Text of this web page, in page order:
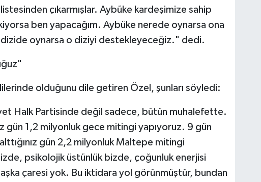
çıkarmışlar. Aybüke kardeşimize sahip
ben yapacağım. Aybüke nerede oynarsa ona
dizide oynarsa o diziyi destekleyeceğiz." dedi.
olduğunu dile getiren Özel, şunları söyledi:
Halk Partisinde değil sadece, bütün muhalefette.
gün 1,2 milyonluk gece mitingi yapıyoruz. 9 gün
gün 2,2 milyonluk Maltepe mitingi
psikolojik üstünlük bizde, çoğunluk enerjisi
çaresi yok. Bu iktidara yol görünmüştür, bundan